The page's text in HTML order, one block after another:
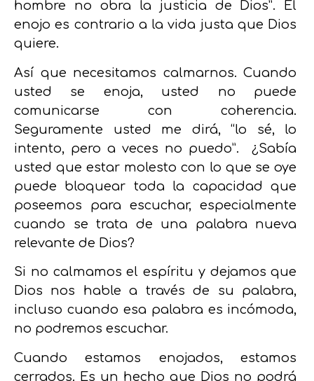
hombre no obra la justicia de Dios”. El
enojo es contrario a la vida justa que Dios
quiere.
Así que necesitamos calmarnos. Cuando
usted se enoja, usted no puede
comunicarse con coherencia.
Seguramente usted me dirá, “lo sé, lo
intento, pero a veces no puedo”. ¿Sabía
usted que estar molesto con lo que se oye
puede bloquear toda la capacidad que
poseemos para escuchar, especialmente
cuando se trata de una palabra nueva
relevante de Dios?
Si no calmamos el espíritu y dejamos que
Dios nos hable a través de su palabra,
incluso cuando esa palabra es incómoda,
no podremos escuchar.
Cuando estamos enojados, estamos
cerrados. Es un hecho que Dios no podrá